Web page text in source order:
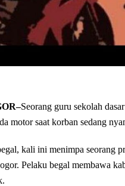
Seorang guru sekolah
motor saat korban sedang
kali ini menimpa seorang
Pelaku begal membawa